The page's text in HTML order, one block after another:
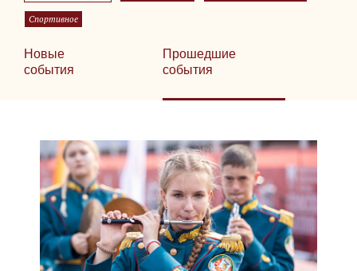
Спортивное
Новые
события
Прошедшие
события